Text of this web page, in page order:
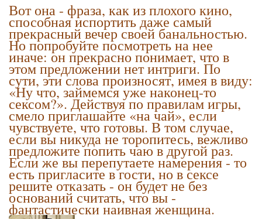
Вот она - фраза, как из плохого кино,
способная испортить даже самый
прекрасный вечер своей банальностью.
Но попробуйте посмотреть на нее
иначе: он прекрасно понимает, что в
этом предложении нет интриги. По
сути, эти слова произносят, имея в виду:
«Ну что, займемся уже наконец-то
сексом?». Действуя по правилам игры,
смело приглашайте «на чай», если
чувствуете, что готовы. В том случае,
если вы никуда не торопитесь, вежливо
предложите попить чаю в другой раз.
Если же вы перепутаете намерения - то
есть пригласите в гости, но в сексе
решите отказать - он будет не без
оснований считать, что вы -
фантастически наивная женщина.